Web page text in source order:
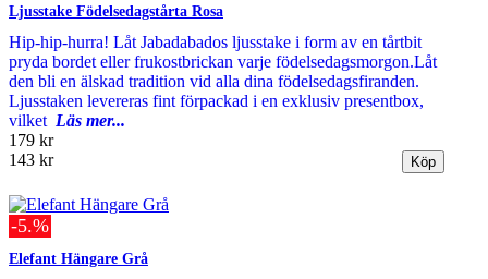
Ljusstake Födelsedagstårta Rosa
Hip-hip-hurra! Låt Jabadabados ljusstake i form av en tårtbit
pryda bordet eller frukostbrickan varje födelsedagsmorgon.Låt
den bli en älskad tradition vid alla dina födelsedagsfiranden.
Ljusstaken levereras fint förpackad i en exklusiv presentbox,
vilket Läs mer...
179 kr
143 kr
-5.%
Elefant Hängare Grå